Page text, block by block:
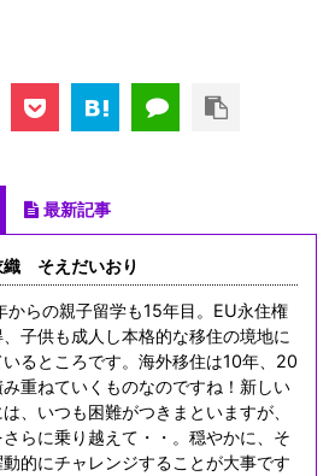
最新記事
織 そえだいおり
からの親子留学も15年目。EU永住権
、子供も成人し本格的な移住の境地に
いるところです。海外移住は10年、20
重ねていくものなのですね！新しい
、いつも困難がつきまといますが、
さらに乗り越えて・・。穏やかに、そ
動的にチャレンジすることが大事です